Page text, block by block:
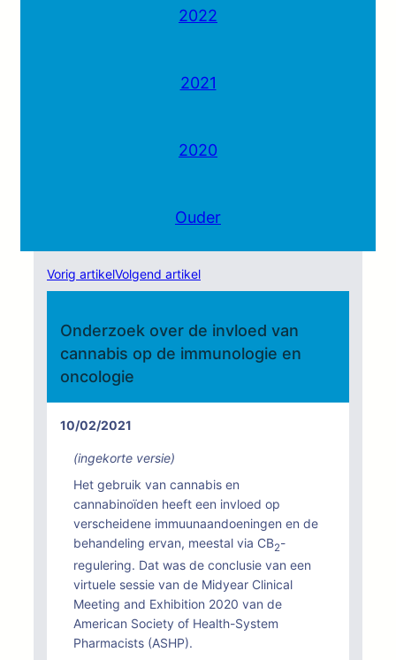
2022
2021
2020
Ouder
Vorig artikelVolgend artikel
Onderzoek over de invloed van
cannabis op de immunologie en
oncologie
10/02/2021
(ingekorte versie)
Het gebruik van cannabis en
cannabinoïden heeft een invloed op
verscheidene immuunaandoeningen en de
behandeling ervan, meestal via CB2-
regulering. Dat was de conclusie van een
virtuele sessie van de Midyear Clinical
Meeting and Exhibition 2020 van de
American Society of Health-System
Pharmacists (ASHP).